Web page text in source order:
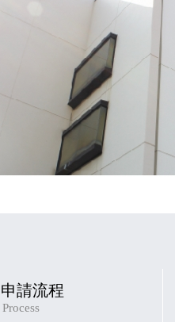
申請流程
Process